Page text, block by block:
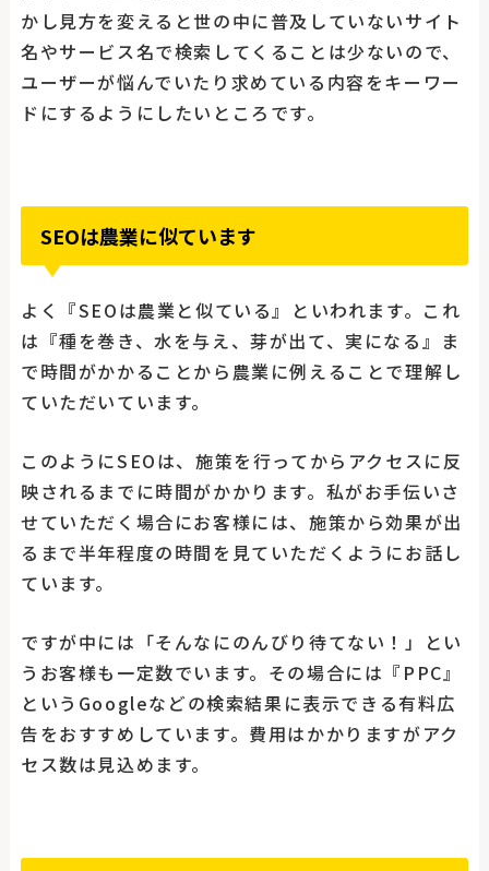
かし見方を変えると世の中に普及していないサイト
名やサービス名で検索してくることは少ないので、
ユーザーが悩んでいたり求めている内容をキーワー
ドにするようにしたいところです。
SEOは農業に似ています
よく『SEOは農業と似ている』といわれます。これ
は『種を巻き、水を与え、芽が出て、実になる』ま
で時間がかかることから農業に例えることで理解し
ていただいています。
このようにSEOは、施策を行ってからアクセスに反
映されるまでに時間がかかります。私がお手伝いさ
せていただく場合にお客様には、施策から効果が出
るまで半年程度の時間を見ていただくようにお話し
ています。
ですが中には「そんなにのんびり待てない！」とい
うお客様も一定数でいます。その場合には『PPC』
というGoogleなどの検索結果に表示できる有料広
告をおすすめしています。費用はかかりますがアク
セス数は見込めます。